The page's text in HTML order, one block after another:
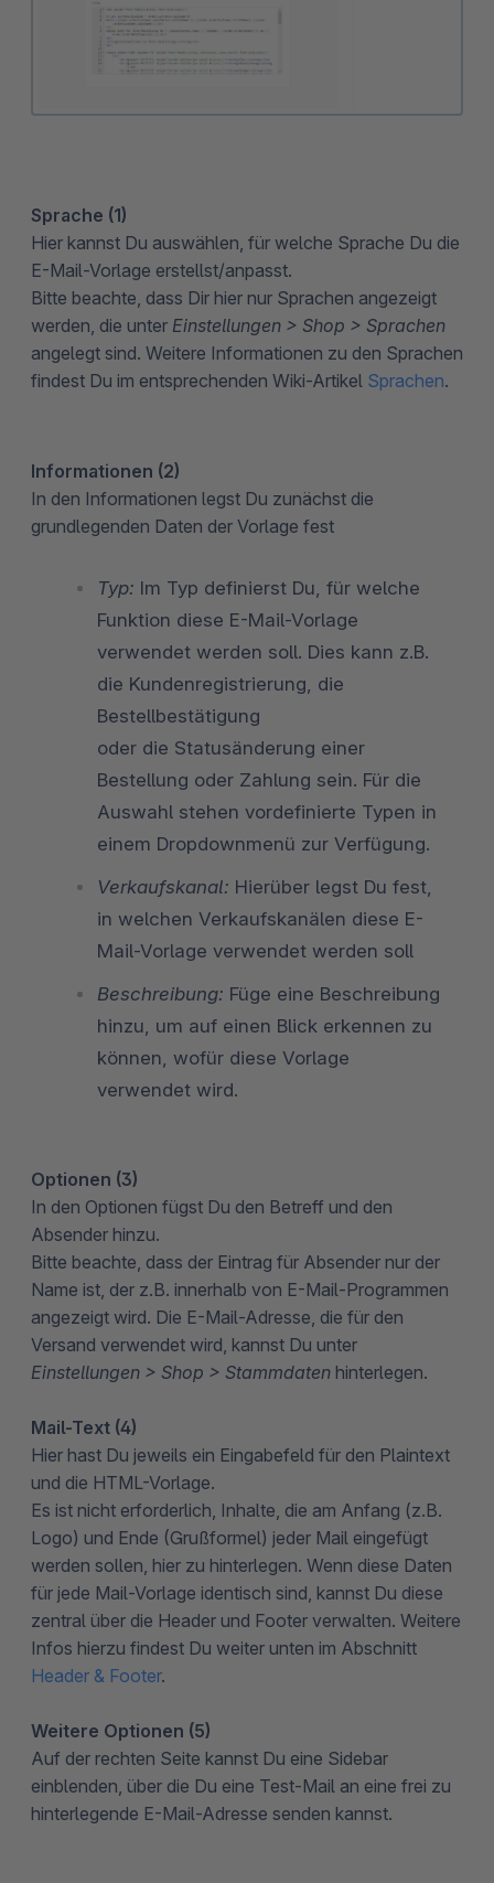
Sprache (1)
Hier kannst Du auswählen, für welche Sprache Du die
E-Mail-Vorlage erstellst/anpasst.
Bitte beachte, dass Dir hier nur Sprachen angezeigt
werden, die unter Einstellungen > Shop > Sprachen
angelegt sind. Weitere Informationen zu den Sprachen
findest Du im entsprechenden Wiki-Artikel Sprachen.
Informationen (2)
In den Informationen legst Du zunächst die
grundlegenden Daten der Vorlage fest
Typ: Im Typ definierst Du, für welche
Funktion diese E-Mail-Vorlage
verwendet werden soll. Dies kann z.B.
die Kundenregistrierung, die
Bestellbestätigung
oder die Statusänderung einer
Bestellung oder Zahlung sein. Für die
Auswahl stehen vordefinierte Typen in
einem Dropdownmenü zur Verfügung.
Verkaufskanal: Hierüber legst Du fest,
in welchen Verkaufskanälen diese E-
Mail-Vorlage verwendet werden soll
Beschreibung: Füge eine Beschreibung
hinzu, um auf einen Blick erkennen zu
können, wofür diese Vorlage
verwendet wird.
Optionen (3)
In den Optionen fügst Du den Betreff und den
Absender hinzu.
Bitte beachte, dass der Eintrag für Absender nur der
Name ist, der z.B. innerhalb von E-Mail-Programmen
angezeigt wird. Die E-Mail-Adresse, die für den
Versand verwendet wird, kannst Du unter
Einstellungen > Shop > Stammdaten hinterlegen.
Mail-Text (4)
Hier hast Du jeweils ein Eingabefeld für den Plaintext
und die HTML-Vorlage.
Es ist nicht erforderlich, Inhalte, die am Anfang (z.B.
Logo) und Ende (Grußformel) jeder Mail eingefügt
werden sollen, hier zu hinterlegen. Wenn diese Daten
für jede Mail-Vorlage identisch sind, kannst Du diese
zentral über die Header und Footer verwalten. Weitere
Infos hierzu findest Du weiter unten im Abschnitt
Header & Footer.
Weitere Optionen (5)
Auf der rechten Seite kannst Du eine Sidebar
einblenden, über die Du eine Test-Mail an eine frei zu
hinterlegende E-Mail-Adresse senden kannst.